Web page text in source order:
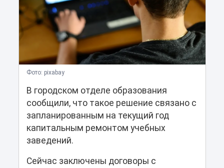
Фото: pixabay
В городском отделе образования
сообщили, что такое решение связано с
запланированным на текущий год
капитальным ремонтом учебных
заведений.
Сейчас заключены договоры с